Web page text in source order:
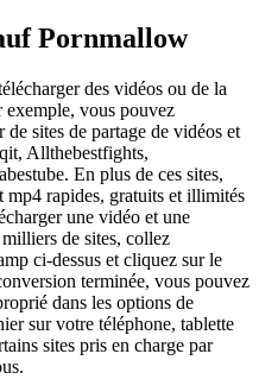
Pornmallow
des vidéos ou de la
exemple, vous pouvez
sites de partage de vidéos et
Allthebestfights,
En plus de ces sites,
mp4 rapides, gratuits et illimités
une vidéo et une
de sites, collez
ci-dessus et cliquez sur le
terminée, vous pouvez
dans les options de
sur votre téléphone, tablette
sites pris en charge par